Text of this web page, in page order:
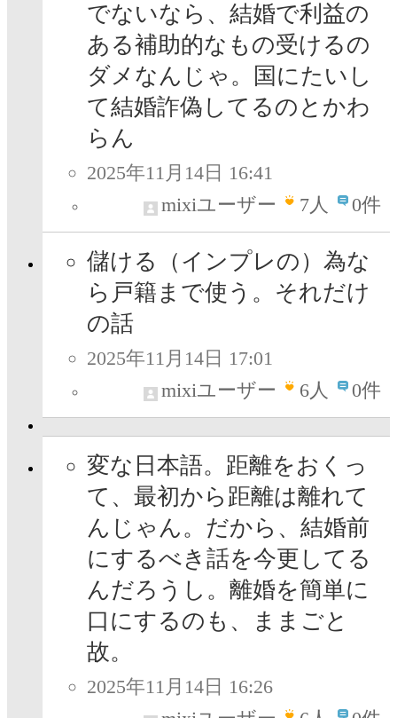
でないなら、結婚で利益の
ある補助的なもの受けるの
ダメなんじゃ。国にたいし
て結婚詐偽してるのとかわ
らん
2025年11月14日 16:41
mixiユーザー
7人 0件
儲ける（インプレの）為な
ら戸籍まで使う。それだけ
の話
2025年11月14日 17:01
mixiユーザー
6人 0件
変な日本語。距離をおくっ
て、最初から距離は離れて
んじゃん。だから、結婚前
にするべき話を今更してる
んだろうし。離婚を簡単に
口にするのも、ままごと
故。
2025年11月14日 16:26